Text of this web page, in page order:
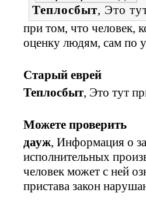
Теплосбыт, Это
при том, что человек,
оценку людям, сам по
Старый еврей
Теплосбыт, Это тут
Можете проверить
дауж, Информация о
исполнительных
человек может с ней
пристава закон